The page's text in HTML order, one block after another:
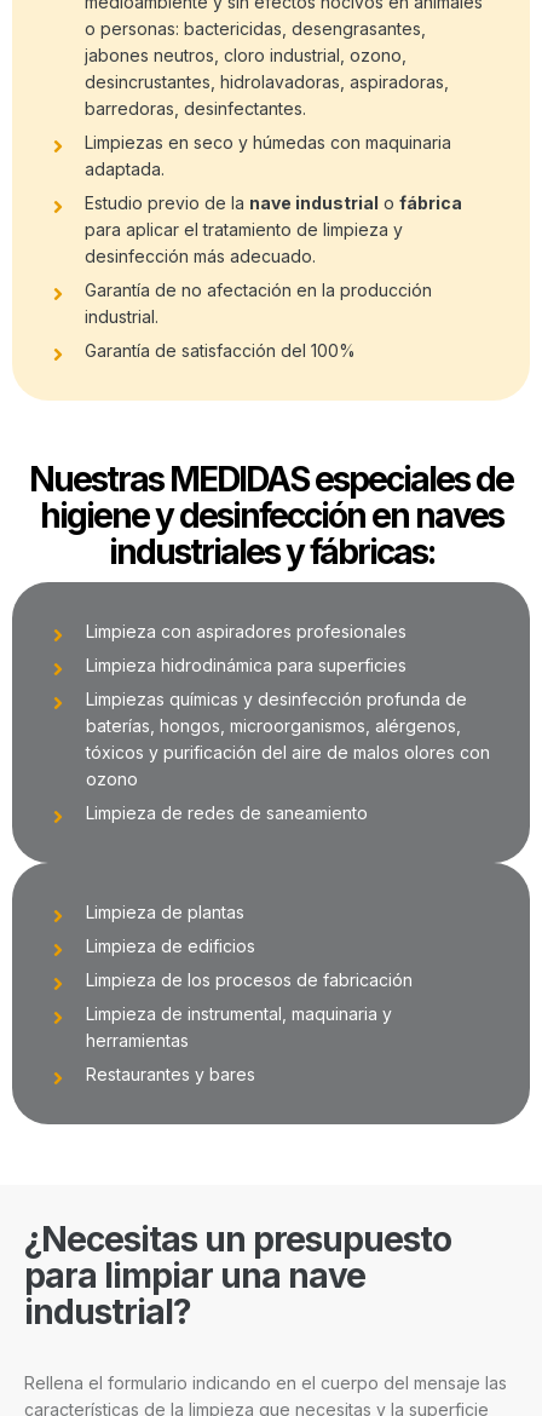
o personas: bactericidas, desengrasantes,
jabones neutros, cloro industrial, ozono,
desincrustantes, hidrolavadoras, aspiradoras,
barredoras, desinfectantes.
Limpiezas en seco y húmedas con maquinaria
adaptada.
Estudio previo de la nave industrial o fábrica
para aplicar el tratamiento de limpieza y
desinfección más adecuado.
Garantía de no afectación en la producción
industrial.
Garantía de satisfacción del 100%
Nuestras MEDIDAS especiales de
higiene y desinfección en naves
industriales y fábricas:
Limpieza con aspiradores profesionales
Limpieza hidrodinámica para superficies
Limpiezas químicas y desinfección profunda de
baterías, hongos, microorganismos, alérgenos,
tóxicos y purificación del aire de malos olores con
ozono
Limpieza de redes de saneamiento
Limpieza de plantas
Limpieza de edificios
Limpieza de los procesos de fabricación
Limpieza de instrumental, maquinaria y
herramientas
Restaurantes y bares
¿Necesitas un presupuesto
para limpiar una nave
industrial?
Rellena el formulario indicando en el cuerpo del mensaje las
características de la limpieza que necesitas y la superficie